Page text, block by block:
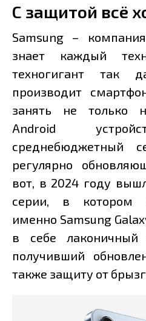
С защитой всё
Samsung –
знает каждый
техногигант так
производит
занять не только
Android
среднебюджетный
регулярно
вот, в 2024 году
серии, в котором
именно Samsung
в себе
получивший
также защиту от брызг